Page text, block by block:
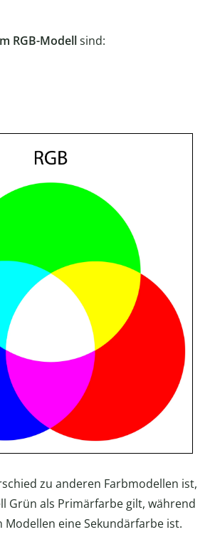
RGB-Modellsind:
zu anderen Farbmodellen ist,
Grün als Primärfarbe gilt, während
Modellen eine Sekundärfarbe ist.